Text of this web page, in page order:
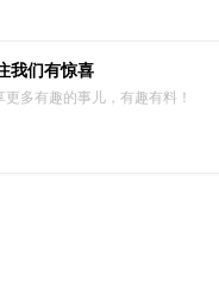
我们有惊喜
多有趣的事儿，有趣有料！